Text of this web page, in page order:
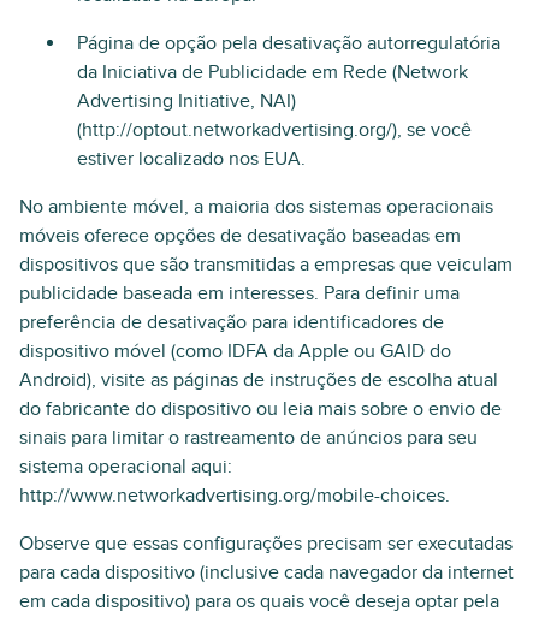
Página de opção pela desativação autorregulatória
da Iniciativa de Publicidade em Rede (Network
Advertising Initiative, NAI)
(http://optout.networkadvertising.org/), se você
estiver localizado nos EUA.
No ambiente móvel, a maioria dos sistemas operacionais
móveis oferece opções de desativação baseadas em
dispositivos que são transmitidas a empresas que veiculam
publicidade baseada em interesses. Para definir uma
preferência de desativação para identificadores de
dispositivo móvel (como IDFA da Apple ou GAID do
Android), visite as páginas de instruções de escolha atual
do fabricante do dispositivo ou leia mais sobre o envio de
sinais para limitar o rastreamento de anúncios para seu
sistema operacional aqui:
http://www.networkadvertising.org/mobile-choices.
Observe que essas configurações precisam ser executadas
para cada dispositivo (inclusive cada navegador da internet
em cada dispositivo) para os quais você deseja optar pela